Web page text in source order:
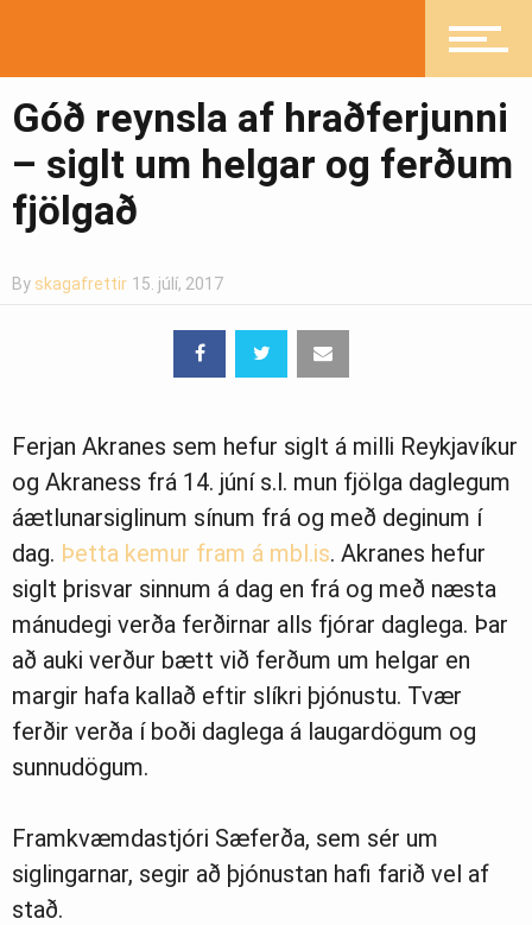
Mannlíf
Heilsueflandi samfélag
Greinasafn
Ljósmyndasafn
Góð reynsla af hraðferjunni
– siglt um helgar og ferðum
fjölgað
By skagafrettir 15. júlí, 2017
Ferjan Akranes sem hefur siglt á milli Reykjavíkur
og Akraness frá 14. júní s.l. mun fjölga daglegum
áætlunarsiglinum sínum frá og með deginum í
dag. Þetta kemur fram á mbl.is. Akranes hefur
siglt þrisvar sinnum á dag en frá og með næsta
mánudegi verða ferðirnar alls fjórar daglega. Þar
að auki verður bætt við ferðum um helgar en
margir hafa kallað eftir slíkri þjónustu. Tvær
ferðir verða í boði daglega á laugardögum og
sunnudögum.
Framkvæmdastjóri Sæferða, sem sér um
siglingarnar, segir að þjónustan hafi farið vel af
stað.